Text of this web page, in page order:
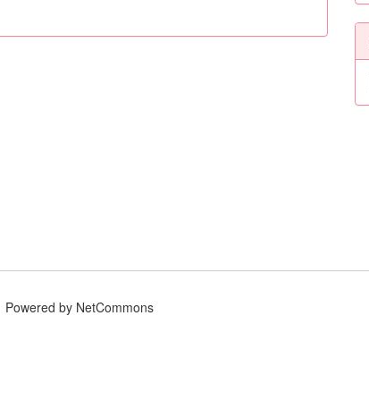
Powered by NetCommons